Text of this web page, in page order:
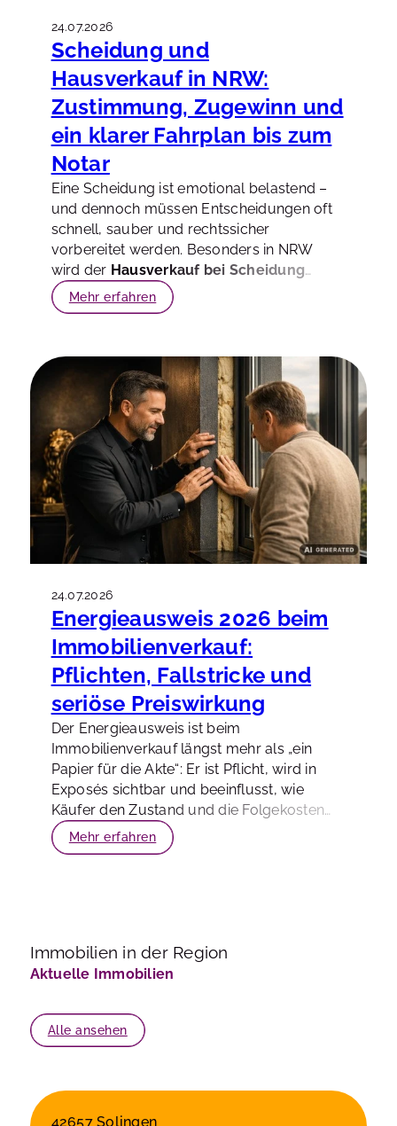
24.07.2026
Scheidung und
Hausverkauf in NRW:
Zustimmung, Zugewinn und
ein klarer Fahrplan bis zum
Notar
Eine Scheidung ist emotional belastend –
und dennoch müssen Entscheidungen oft
schnell, sauber und rechtssicher
vorbereitet werden. Besonders in NRW
wird der Hausverkauf bei Scheidung
schnell zum Dreh- und Angelpunkt: Wer
darf unterschreiben? Was passiert mit dem
Mehr erfahren
24.07.2026
Energieausweis 2026 beim
Immobilienverkauf:
Pflichten, Fallstricke und
seriöse Preiswirkung
Der Energieausweis ist beim
Immobilienverkauf längst mehr als „ein
Papier für die Akte“: Er ist Pflicht, wird in
Exposés sichtbar und beeinflusst, wie
Käufer den Zustand und die Folgekosten
einer Immobilie einschätzen. Gerade 2026
lohnt sich ein nüchterner Blick: Was ist
Mehr erfahren
Immobilien in der Region
Aktuelle Immobilien
Alle ansehen
42657 Solingen